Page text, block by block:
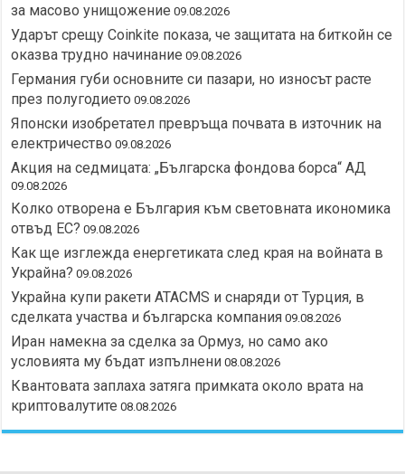
за масово унищожение 09.08.2026
Ударът срещу Coinkite показа, че защитата на биткойн се
оказва трудно начинание 09.08.2026
Германия губи основните си пазари, но износът расте
през полугодието 09.08.2026
Японски изобретател превръща почвата в източник на
електричество 09.08.2026
Акция на седмицата: „Българска фондова борса“ АД
09.08.2026
Колко отворена е България към световната икономика
отвъд ЕС? 09.08.2026
Как ще изглежда енергетиката след края на войната в
Украйна? 09.08.2026
Украйна купи ракети ATACMS и снаряди от Турция, в
сделката участва и българска компания 09.08.2026
Иран намекна за сделка за Ормуз, но само ако
условията му бъдат изпълнени 08.08.2026
Квантовата заплаха затяга примката около врата на
криптовалутите 08.08.2026